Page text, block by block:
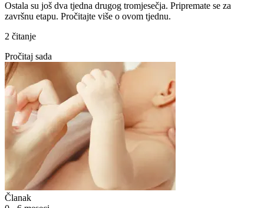
Ostala su još dva tjedna drugog tromjesečja. Pripremate se za
završnu etapu. Pročitajte više o ovom tjednu.
2 čitanje
Pročitaj sada
Članak